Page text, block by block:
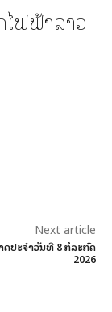
ໄຟຟ້າລາວ
Next article
ດປະຈຳວັນທີ 8 ກໍລະກົດ
2026